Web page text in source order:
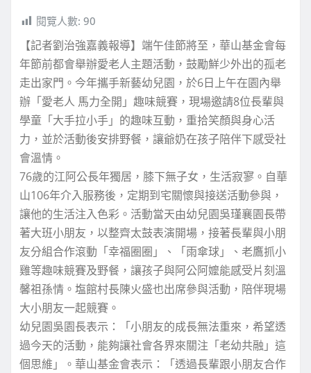
閱覽人數: 90
【記者劉治強嘉義報導】端午佳節將至，華山基金會每
年節前都會舉辦愛老人主題活動，鼓勵鮮少外出的孤老
走出家門。今年攜手新藝幼兒園，於6日上午在園內舉
辦「愛老人 馬力全開」趣味競賽，現場邀請8位長輩與
學童「大手拉小手」的趣味互動，重拾笑顏與身心活
力，並於活動後安排野餐，讓爺奶在孩子陪伴下感受社
會溫情。
76歲的江阿公長年獨居，膝下無子女，生活寂寥。自華
山106年介入服務後，定期到宅關懷與接送活動參與，
讓他的生活注入色彩。活動當天由幼兒園吳瑾襄園長帶
著大班小朋友，以整齊太鼓表演開場，接著長輩與小朋
友分組合作滾動「幸福圈圈」、「雨傘球」、老鷹抓小
雞等趣味競賽及野餐，讓孩子與阿公阿嬤能感受片刻溫
馨祖孫情。塩館村長陳火盛也出席參與活動，陪伴現場
大小朋友一起競賽。
幼兒園吳園長表示：「小朋友的成長無法重來，希望透
過今天的活動，能夠讓社會各界來關注「老幼共融」這
個思維」。華山基金會表示：「透過長輩跟小朋友合作